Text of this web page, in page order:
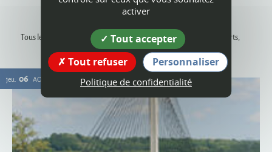
Agenda
Tous les rendez-vous, les animations dans les communes, les concerts,
événements sportifs, expositions...
jeu. 06 AOÛT
activer
Tout accepter
Tout refuser
Personnaliser
Politique de confidentialité